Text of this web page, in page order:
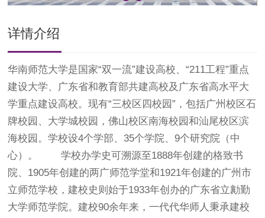
详情介绍
华南师范大学是国家“双一流”建设高校、“211工程”重点
建设大学、广东省和教育部共建高校及广东省高水平大
学重点建设高校。现有“三校区四校园”，包括广州校区石
牌校园、大学城校园，佛山校区南海校园和汕尾校区滨
海校园。学校设4个学部、35个学院、9个研究院（中
心）。 学校办学史可溯源至1888年创建的格致书
院、1905年创建的两广师范学堂和1921年创建的广州市
立师范学校，建校史则始于1933年创办的广东省立勷勤
大学师范学院。建校90余年来，一代代华师人秉承建校